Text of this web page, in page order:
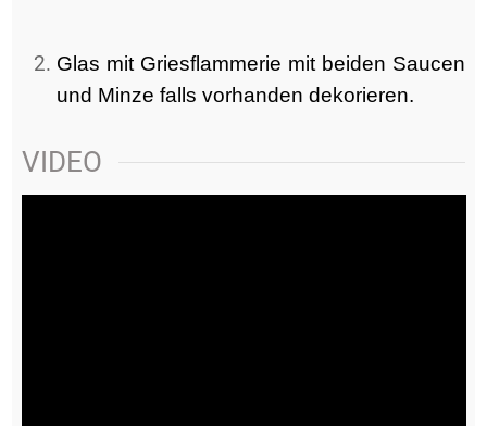
Glas mit Griesflammerie mit beiden Saucen
und Minze falls vorhanden dekorieren.
VIDEO